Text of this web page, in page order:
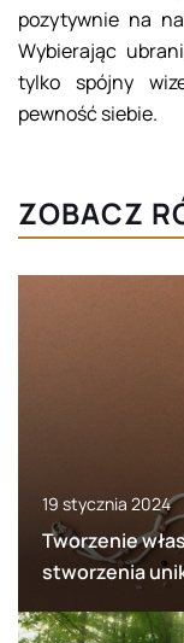
pozytywnie na
Wybierając
tylko spójny
pewność siebie.
ZOBACZ
19 stycznia 2024
Tworzenie
stworzenia